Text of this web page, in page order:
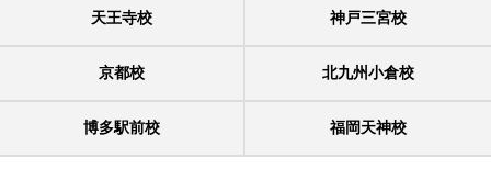
天王寺校 神戸三宮校
京都校 北九州小倉校
博多駅前校 福岡天神校